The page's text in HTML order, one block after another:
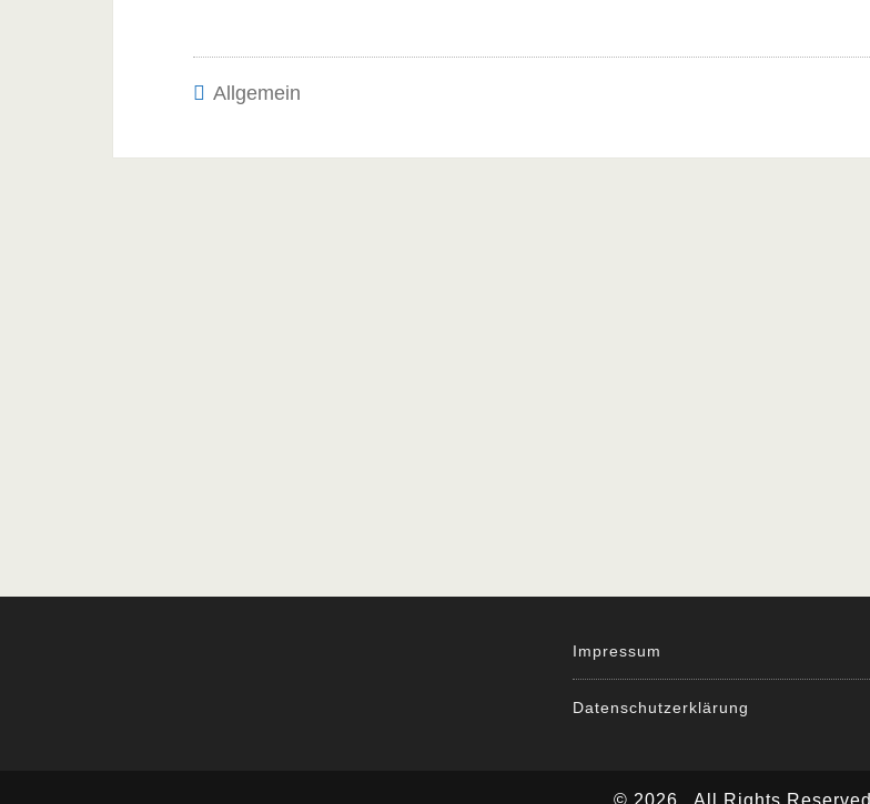
Allgemein
Impressum
Datenschutzerklärung
© 2026 All Rights Reserved.